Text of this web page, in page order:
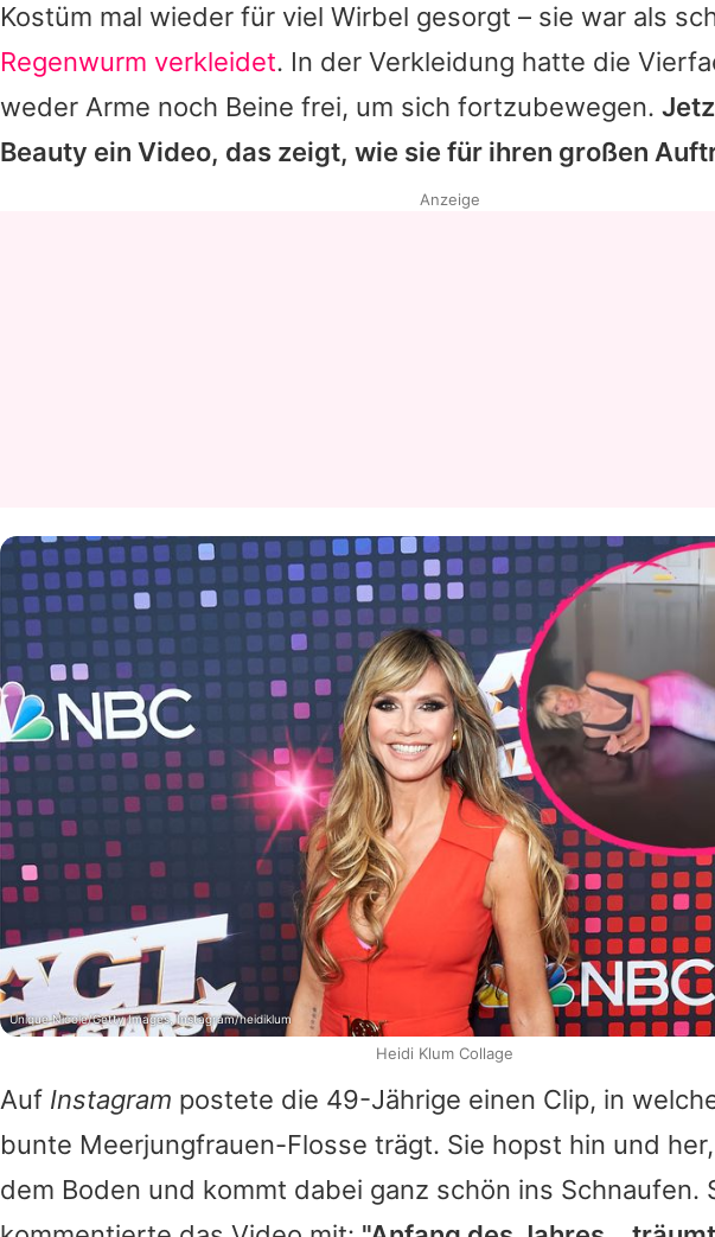
Kostüm mal wieder für viel Wirbel gesorgt – sie war als
Regenwurm verkleidet. In der Verkleidung hatte die
weder Arme noch Beine frei, um sich fortzubewegen.
Beauty ein Video, das zeigt, wie sie für ihren großen
Auf Instagram postete die 49-Jährige einen Clip, in
bunte Meerjungfrauen-Flosse trägt. Sie hopst hin und
dem Boden und kommt dabei ganz schön ins Schnaufen.
Anzeige
Unique Nicole/Getty Images, Instagram/heidiklum
Heidi Klum Collage